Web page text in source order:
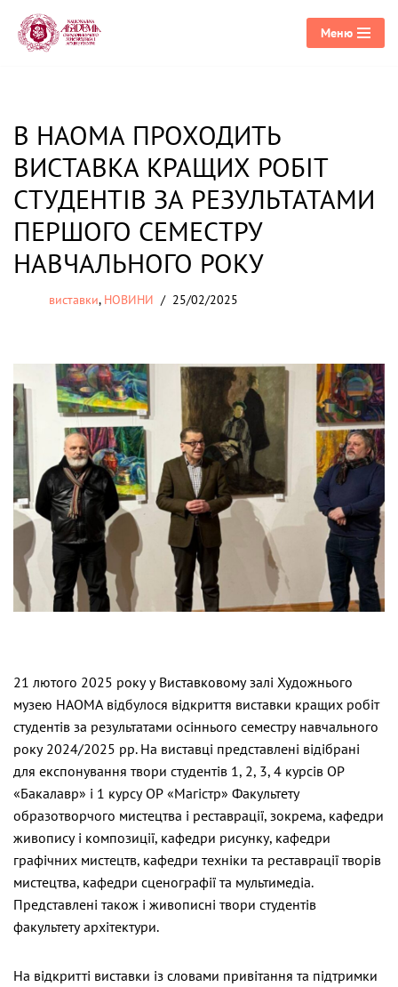
Перейти
Меню
В НАОМА ПРОХОДИТЬ
ВИСТАВКА КРАЩИХ РОБІТ
СТУДЕНТІВ ЗА РЕЗУЛЬТАТАМИ
ПЕРШОГО СЕМЕСТРУ
НАВЧАЛЬНОГО РОКУ
виставки, НОВИНИ 25/02/2025
21 лютого 2025 року у Виставковому залі Художнього
музею НАОМА відбулося відкриття виставки кращих робіт
студентів за результатами осіннього семестру навчального
року 2024/2025 рр. На виставці представлені відібрані
для експонування твори студентів 1, 2, 3, 4 курсів ОР
«Бакалавр» і 1 курсу ОР «Магістр» Факультету
образотворчого мистецтва і реставрації, зокрема, кафедри
живопису і композиції, кафедри рисунку, кафедри
графічних мистецтв, кафедри техніки та реставрації творів
мистецтва, кафедри сценографії та мультимедіа.
Представлені також і живописні твори студентів
факультету архітектури.
На відкритті виставки із словами привітання та підтримки